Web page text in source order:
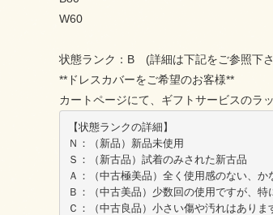
W60
状態ランク：B (詳細は下記をご参照下
**ドレスカバーをご希望のお客様**
カートページにて、ギフトサービスのラ
【状態ランクの詳細】
Ｎ：（新品）新品未使用
Ｓ：（新古品）試着のみされた新古品
Ａ：（中古極美品）全く使用感のない、か
Ｂ：（中古美品）少数回の使用ですが、特
Ｃ：（中古良品）小さい傷や汚れはありま